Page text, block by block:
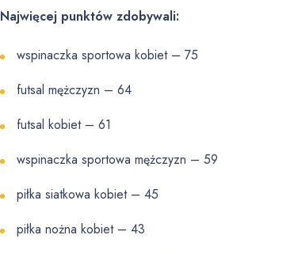
Najwięcej punktów zdobywali:
wspinaczka sportowa kobiet – 75
futsal mężczyzn – 64
futsal kobiet – 61
wspinaczka sportowa mężczyzn – 59
piłka siatkowa kobiet – 45
piłka nożna kobiet – 43